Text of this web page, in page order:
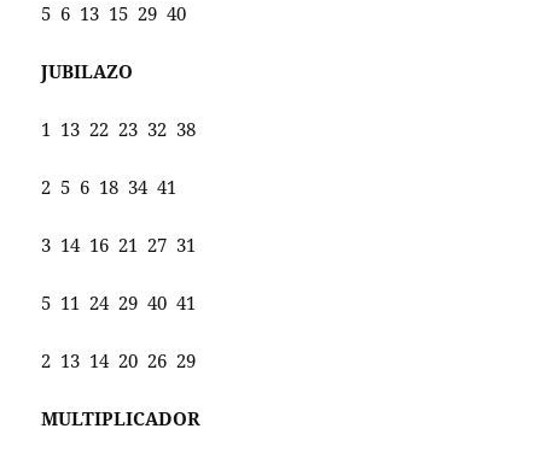
5 6 13 15 29 40
JUBILAZO
1 13 22 23 32 38
2 5 6 18 34 41
3 14 16 21 27 31
5 11 24 29 40 41
2 13 14 20 26 29
MULTIPLICADOR